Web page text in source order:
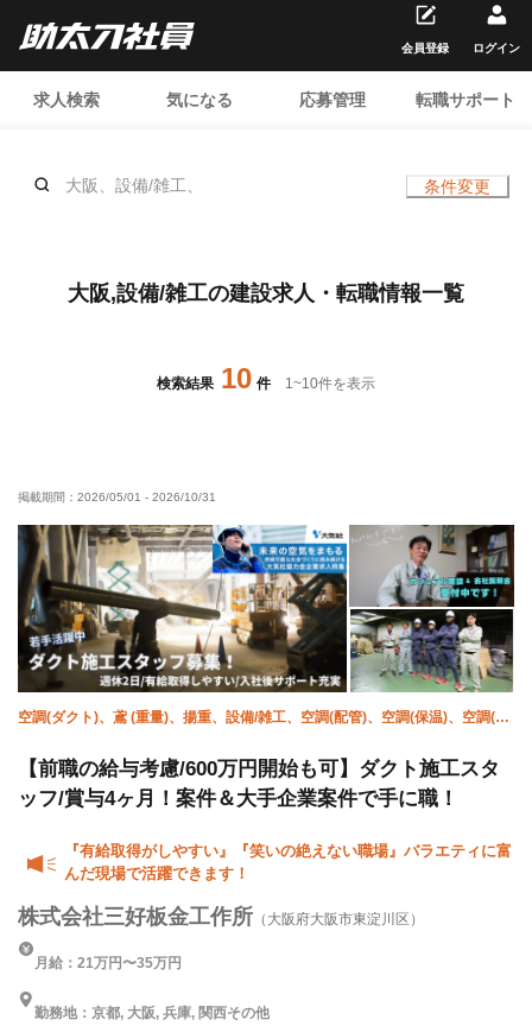
求人検索 気になる 応募管理 転職サポート
会員登録 ログイン
大阪、設備/雑工、 条件変更
大阪,設備/雑工の建設求人・転職情報一覧
検索結果 10 件 1~10件を表示
掲載期間： 2026/05/01 - 2026/10/31
空調(ダクト)、鳶 (重量)、揚重、設備/雑工、空調(配管)、空調(保温)、空調(冷
【前職の給与考慮/600万円開始も可】ダクト施工スタ
ッフ/賞与4ヶ月！案件＆大手企業案件で手に職！
『有給取得がしやすい』『笑いの絶えない職場』バラエティに富
んだ現場で活躍できます！
株式会社三好板金工作所 （大阪府大阪市東淀川区）
月給：21万円〜35万円
勤務地：京都, 大阪, 兵庫, 関西その他